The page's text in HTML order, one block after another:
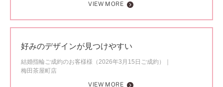
VIEW MORE
好みのデザインが見つけやすい
結婚指輪ご成約のお客様様（2026年3月15日ご成約）
梅田茶屋町店
VIEW MORE